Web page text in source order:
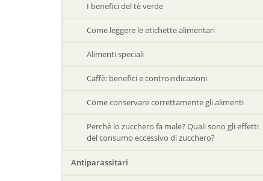
I benefici del tè verde
Come leggere le etichette alimentari
Alimenti speciali
Caffè: benefici e controindicazioni
Come conservare correttamente gli alimenti
Perchè lo zucchero fa male? Quali sono gli effetti
del consumo eccessivo di zucchero?
Antiparassitari